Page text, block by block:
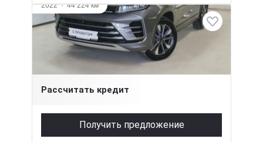
2022·44 224 км
EXEED LX
1.5 л (147 л.с.), Вариатор, бензин, передний
1 745 000 ₽
Рассчитать кредит
Получить предложение